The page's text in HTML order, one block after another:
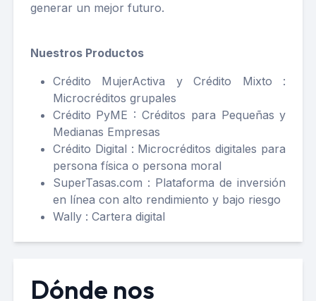
generar un mejor futuro.
Nuestros Productos
Crédito MujerActiva y Crédito Mixto :
Microcréditos grupales
Crédito PyME : Créditos para Pequeñas y
Medianas Empresas
Crédito Digital : Microcréditos digitales para
persona física o persona moral
SuperTasas.com : Plataforma de inversión
en línea con alto rendimiento y bajo riesgo
Wally : Cartera digital
Dónde nos